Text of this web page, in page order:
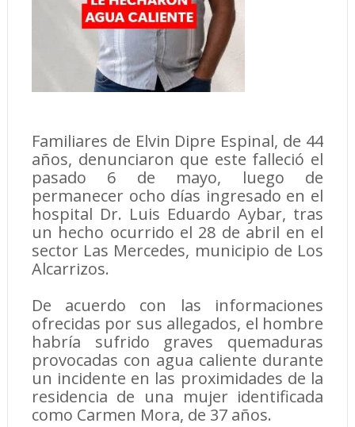
Familiares de Elvin Dipre Espinal, de 44
años, denunciaron que este falleció el
pasado 6 de mayo, luego de
permanecer ocho días ingresado en el
hospital Dr. Luis Eduardo Aybar, tras
un hecho ocurrido el 28 de abril en el
sector Las Mercedes, municipio de Los
Alcarrizos.
De acuerdo con las informaciones
ofrecidas por sus allegados, el hombre
habría sufrido graves quemaduras
provocadas con agua caliente durante
un incidente en las proximidades de la
residencia de una mujer identificada
como Carmen Mora, de 37 años.